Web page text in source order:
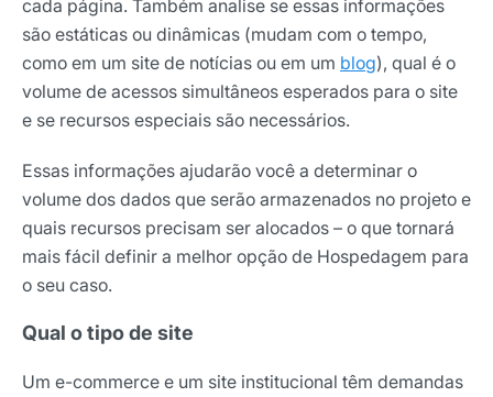
cada página. Também analise se essas informações
são estáticas ou dinâmicas (mudam com o tempo,
como em um site de notícias ou em um blog), qual é o
volume de acessos simultâneos esperados para o site
e se recursos especiais são necessários.
Essas informações ajudarão você a determinar o
volume dos dados que serão armazenados no projeto e
quais recursos precisam ser alocados – o que tornará
mais fácil definir a melhor opção de Hospedagem para
o seu caso.
Qual o tipo de site
Um e-commerce e um site institucional têm demandas